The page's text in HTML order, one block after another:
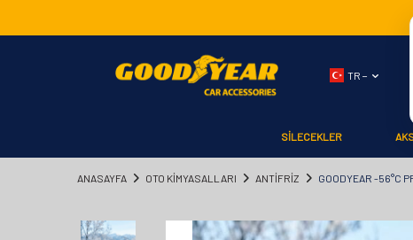
TR −
SİLECEKLER
ANASAYFA OTO KİMYASALLARI ANTİFRİZ GOODYEAR -56°C